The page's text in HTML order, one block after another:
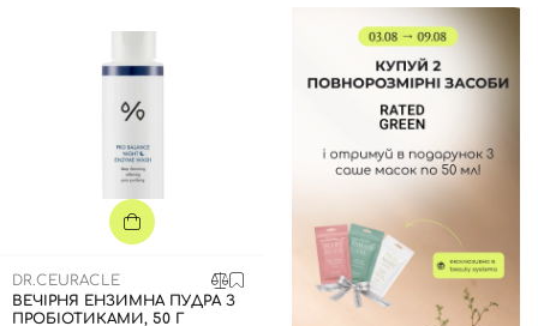
DR.CEURACLE
ВЕЧІРНЯ ЕНЗИМНА ПУДРА З
ПРОБІОТИКАМИ, 50 Г